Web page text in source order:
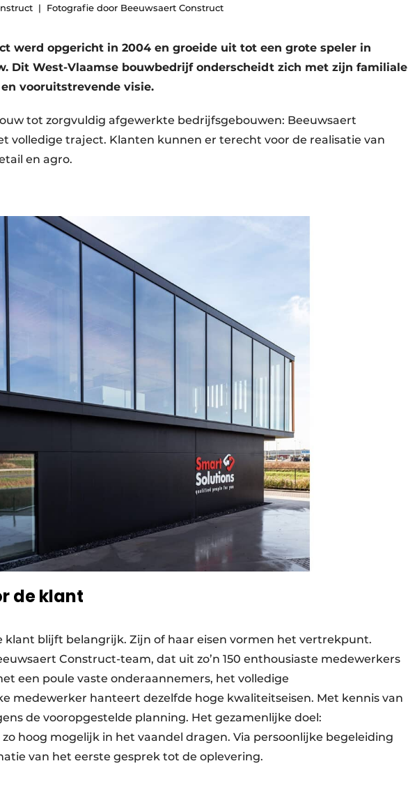
Fotografie door Beeuwsaert Construct
werd opgericht in 2004 en groeide uit tot een grote speler in
Dit West-Vlaamse bouwbedrijf onderscheidt zich met zijn familiale
vooruitstrevende visie.
tot zorgvuldig afgewerkte bedrijfsgebouwen: Beeuwsaert
volledige traject. Klanten kunnen er terecht voor de realisatie van
en agro.
de klant
klant blijft belangrijk. Zijn of haar eisen vormen het vertrekpunt.
Construct-team, dat uit zo’n 150 enthousiaste medewerkers
een poule vaste onderaannemers, het volledige
medewerker hanteert dezelfde hoge kwaliteitseisen. Met kennis van
de vooropgestelde planning. Het gezamenlijke doel:
hoog mogelijk in het vaandel dragen. Via persoonlijke begeleiding
van het eerste gesprek tot de oplevering.